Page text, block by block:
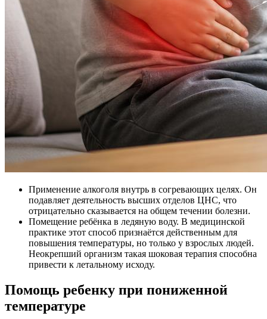
Применение алкоголя внутрь в согревающих целях. Он
подавляет деятельность высших отделов ЦНС, что
отрицательно сказывается на общем течении болезни.
Помещение ребёнка в ледяную воду. В медицинской
практике этот способ признаётся действенным для
повышения температуры, но только у взрослых людей.
Неокрепший организм такая шоковая терапия способна
привести к летальному исходу.
Помощь ребенку при пониженной
температуре